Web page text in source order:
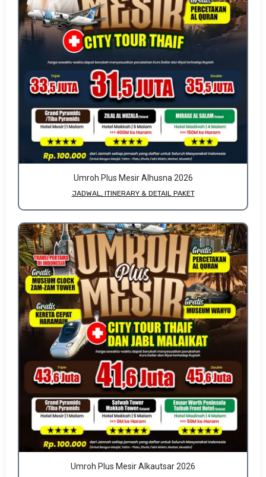
Umroh Plus Mesir Alhusna 2026
JADWAL, ITINERARY & DETAIL PAKET
Umroh Plus Mesir Alkautsar 2026